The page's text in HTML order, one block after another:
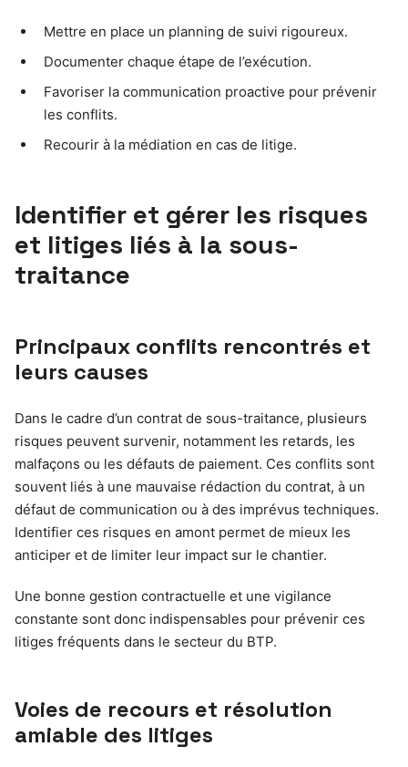
Mettre en place un planning de suivi rigoureux.
Documenter chaque étape de l’exécution.
Favoriser la communication proactive pour prévenir
les conflits.
Recourir à la médiation en cas de litige.
Identifier et gérer les risques
et litiges liés à la sous-
traitance
Principaux conflits rencontrés et
leurs causes
Dans le cadre d’un contrat de sous-traitance, plusieurs
risques peuvent survenir, notamment les retards, les
malfaçons ou les défauts de paiement. Ces conflits sont
souvent liés à une mauvaise rédaction du contrat, à un
défaut de communication ou à des imprévus techniques.
Identifier ces risques en amont permet de mieux les
anticiper et de limiter leur impact sur le chantier.
Une bonne gestion contractuelle et une vigilance
constante sont donc indispensables pour prévenir ces
litiges fréquents dans le secteur du BTP.
Voies de recours et résolution
amiable des litiges